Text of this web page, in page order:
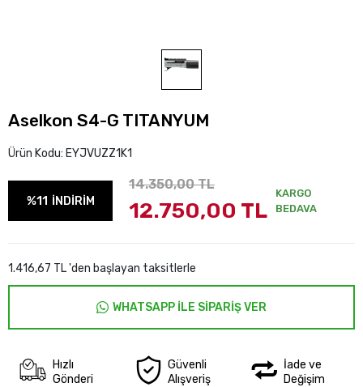
Aselkon S4-G TITANYUM
Ürün Kodu: EYJVUZZ1K1
%11 İNDİRİM
14.350,00 TL
12.750,00 TL
KARGO
BEDAVA
1.416,67 TL 'den başlayan taksitlerle
WHATSAPP İLE SİPARİŞ VER
Hızlı
Gönderi
Güvenli
Alışveriş
İade ve
Değişim